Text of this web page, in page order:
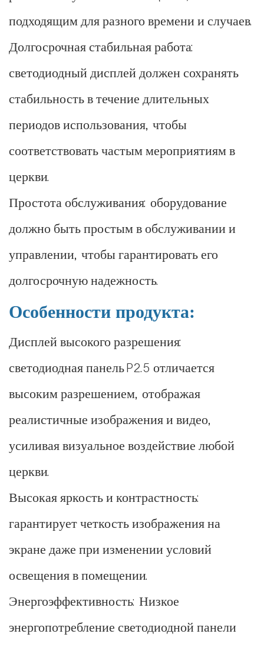
подходящим для разного времени и случаев.
Долгосрочная стабильная работа:
светодиодный дисплей должен сохранять
стабильность в течение длительных
периодов использования, чтобы
соответствовать частым мероприятиям в
церкви.
Простота обслуживания: оборудование
должно быть простым в обслуживании и
управлении, чтобы гарантировать его
долгосрочную надежность.
Особенности продукта:
Дисплей высокого разрешения:
светодиодная панель P2.5 отличается
высоким разрешением, отображая
реалистичные изображения и видео,
усиливая визуальное воздействие любой
церкви.
Высокая яркость и контрастность:
гарантирует четкость изображения на
экране даже при изменении условий
освещения в помещении.
Энергоэффективность: Низкое
энергопотребление светодиодной панели